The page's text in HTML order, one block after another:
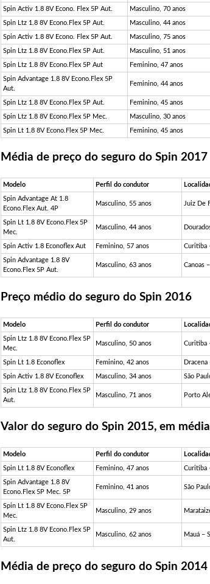
Spin Activ 1.8 8V Econo. Flex 5P Aut. Masculino, 70 anos
Spin Ltz 1.8 8V Econo.Flex 5P Aut. Masculino, 44 anos
Spin Activ 1.8 8V Econo. Flex 5P Aut. Masculino, 75 anos
Spin Ltz 1.8 8V Econo.Flex 5P Aut. Masculino, 51 anos
Spin Ltz 1.8 8V Econo.Flex 5P Aut Feminino, 47 anos
Spin Advantage 1.8 8V Econo.Flex 5P
Aut.
Feminino, 44 anos
Spin Ltz 1.8 8V Econo.Flex 5P Aut. Feminino, 45 anos
Spin Ltz 1.8 8V Econo.Flex 5P Mec. Masculino, 30 anos
Spin Lt 1.8 8V Econo.Flex 5P Mec. Feminino, 45 anos
Média de preço do seguro do Spin 2017
Modelo Perfil do condutor
Spin Advantage At 1.8
Econo.Flex Aut. 4P
Masculino, 55 anos Juiz De
Spin Lt 1.8 8V Econo.Flex 5P
Mec.
Masculino, 44 anos
Spin Activ 1.8 Econoflex Aut Feminino, 57 anos Curitiba
Spin Advantage 1.8 8V
Econo.Flex 5P Aut.
Masculino, 63 anos Canoas
Preço médio do seguro do Spin 2016
Modelo Perfil do condutor
Spin Ltz 1.8 8V Econo.Flex 5P
Mec.
Masculino, 50 anos Curitiba
Spin Lt 1.8 Econoflex Feminino, 42 anos Dracena
Spin Activ 1.8 8V Econoflex Masculino, 34 anos São
Spin Ltz 1.8 8V Econo.Flex 5P
Aut.
Masculino, 71 anos Porto
Valor do seguro do Spin 2015, em média
Modelo Perfil do condutor
Spin Lt 1.8 8V Econoflex Feminino, 47 anos Curitiba
Spin Advantage 1.8 8V
Econo.Flex 5P Mec. 5P
Feminino, 41 anos São
Spin Lt 1.8 8V Econo.Flex 5P
Mec.
Masculino, 29 anos
Spin Ltz 1.8 8V Econo.Flex 5P
Aut.
Masculino, 62 anos Mauá –
Média de preço do seguro do Spin 2014